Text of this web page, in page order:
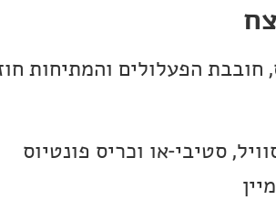
חובבת הפעלולים והמתיחות
סטיבי-או וכריס פונטיוס